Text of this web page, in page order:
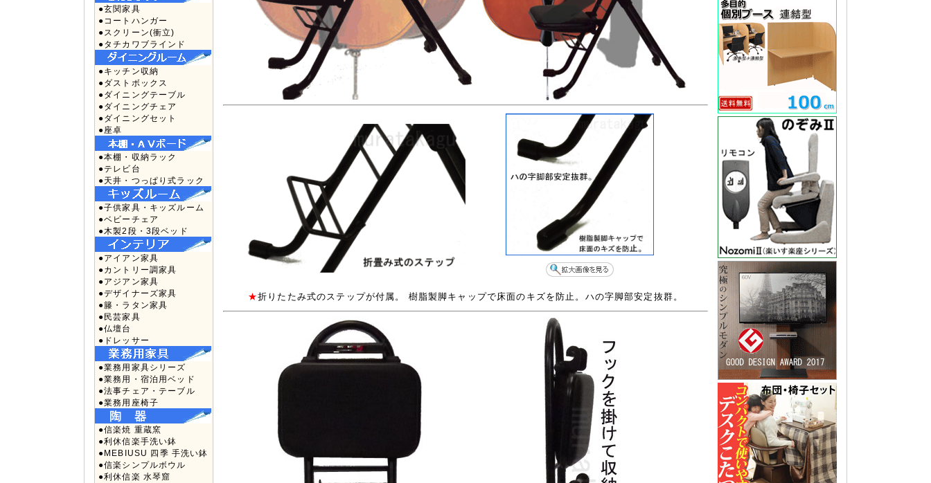
●玄関家具
●コートハンガー
●スクリーン(衝立)
●タチカワブラインド
●キッチン収納
●ダストボックス
●ダイニングテーブル
●ダイニングチェア
●ダイニングセット
●座卓
●本棚・収納ラック
●テレビ台
●天井・つっぱり式ラック
●子供家具・キッズルーム
●ベビーチェア
●木製2段・3段ベッド
●アイアン家具
●カントリー調家具
●アジアン家具
●デザイナーズ家具
●籐・ラタン家具
●民芸家具
●仏壇台
●ドレッサー
●業務用家具シリーズ
●業務用・宿泊用ベッド
●法事チェア・テーブル
●業務用座椅子
●信楽焼 重蔵窯
●利休信楽手洗い鉢
●MEBIUSU 四季 手洗い鉢
●信楽シンプルボウル
●利休信楽 水琴窟
★折りたたみ式のステップが付属。 樹脂製脚キャップで床面のキズを防止。ハの字脚部安定抜群。